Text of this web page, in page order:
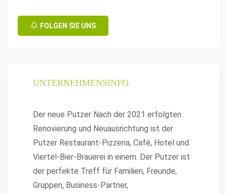
FOLGEN SIE UNS
UNTERNEHMENSINFO
Der neue Putzer Nach der 2021 erfolgten
Renovierung und Neuausrichtung ist der
Putzer Restaurant-Pizzeria, Café, Hotel und
Viertel-Bier-Brauerei in einem. Der Putzer ist
der perfekte Treff für Familien, Freunde,
Gruppen, Business-Partner,